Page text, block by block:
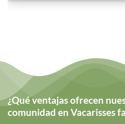
¿Qué ventajas ofrecen
comunidad en Vacarisses